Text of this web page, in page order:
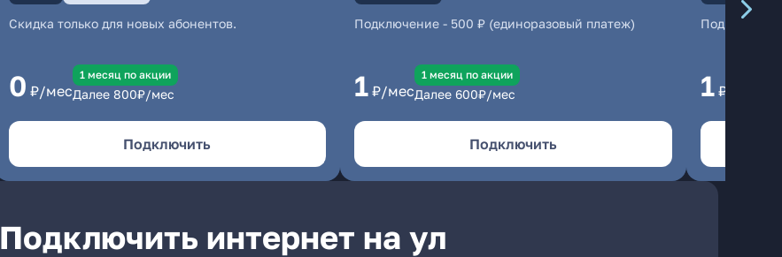
Скидка только для новых абонентов.
0 ₽/мес
1 месяц по акции
Далее 800₽/мес
Подключить
Подключение - 500 ₽ (единоразовый платеж)
1 ₽/мес
1 месяц по акции
Далее 600₽/мес
Подключить
1 ₽/мес
Подключить интернет на ул